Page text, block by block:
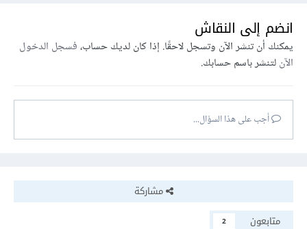
انضم إلى النقاش
يمكنك أن تنشر الآن وتسجل لاحقًا. إذا كان لديك حساب،فسجل الدخول
الآنلتنشر باسم حسابك.
أجب على هذا السؤال...
مشاركة
متابعون
2